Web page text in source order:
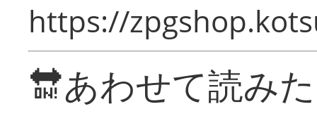
https://
🔛あわせて読み